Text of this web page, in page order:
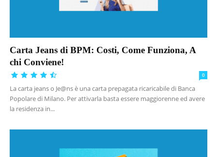
Carta Jeans di BPM: Costi, Come Funziona, A
chi Conviene!
0
La carta jeans o Je@ns è una carta prepagata ricaricabile di Banca
Popolare di Milano. Per attivarla basta essere maggiorenne ed avere
la residenza in...